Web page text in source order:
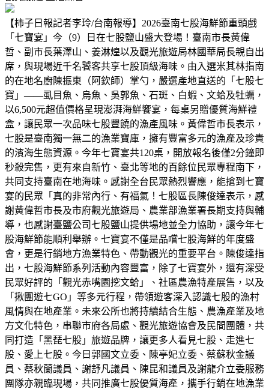
【柿子日報記者李玲/台南報導】2026臺南七股海鮮節重頭戲
「七寶宴」今（9）日在七股鹽山盛大登場！臺南市長黃偉
哲、副市長葉澤山、姜淋煌以及觀光旅遊局林國華局長親自出
席，與現場近千名饕客共享七股頂級海味。由入選米其林指南
的在地名廚陳振東（阿欽師）掌勺，嚴選產地直送的「七股七
寶」——虱目魚、烏魚、吳郭魚、石斑、白蝦、文蛤及牡蠣，
以6,500元超值價格呈現澎湃海鮮饗宴，每桌另贈優質海鮮禮
盒，讓民眾一次品味七股豐饒的漁產風味。黃偉哲市長表示，
七股是臺南獨一無二的漁業寶庫，擁有豐富多元的漁產及珍貴
的濱海生態資源。今年七寶宴共120桌，開放報名後僅2分鐘即
秒殺完售，更有來自新竹、臺北等地的百餘位民眾專程南下，
共同支持臺南在地海味。感謝全台民眾熱烈響應，能搶到七寶
宴的民眾「真的非常內行、有福氣！七股區長陳俊達表示，感
謝黃偉哲市長及市府觀光旅遊局、農業部漁業署長期支持與輔
導，也感謝臺鹽公司七股鹽山提供場地並全力協助，讓今年七
股海鮮節能順利舉辦。七寶宴不僅是品嚐七股海鮮的年度盛
會，更是行銷地方漁業特色、帶動觀光的重要平台。陳俊達指
出，七股海鮮節系列活動內容豐富，除了七寶宴外，還有深受
民眾好評的「觀光赤嘴園挖文蛤」、社區農漁特產展售，以及
「揪團遊七GO」等多元行程，帶領遊客深入認識七股的漁村
風情與在地產業。未來公所也將持續結合生態、農漁產業及地
方文化特色，串聯市府各局處、觀光旅遊協會及民間團體，共
同打造「黑琵七股」旅遊品牌，讓更多人看見七股、走進七
股、愛上七股。今日郭國文立委、陳亭妃立委、蔡蘇秋金議
員、蔡秋蘭議員、謝舒凡議員、陳昆和議員及謝龍介立委服務
團隊亦親臨現場，共同推廣七股優質海產，攜手行銷在地漁業